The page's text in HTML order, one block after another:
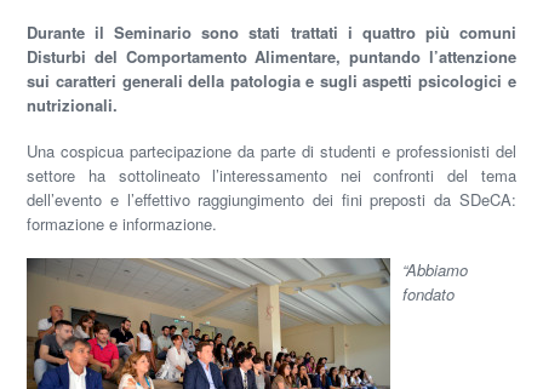
Durante il Seminario sono stati trattati i quattro più comuni
Disturbi del Comportamento Alimentare, puntando l’attenzione
sui caratteri generali della patologia e sugli aspetti psicologici e
nutrizionali.
Una cospicua partecipazione da parte di studenti e professionisti del
settore ha sottolineato l’interessamento nei confronti del tema
dell’evento e l’effettivo raggiungimento dei fini preposti da SDeCA:
formazione e informazione.
“Abbiamo
fondato